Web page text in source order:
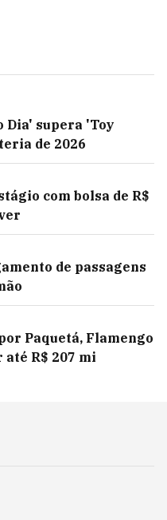
Dia' supera 'Toy
de 2026
com bolsa de R$
de passagens
Paquetá, Flamengo
R$ 207 mi